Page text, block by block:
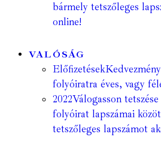
bármely tetszőleges
online!
VALÓSÁG
Előfizetések
folyóiratra éves, vagy
2022Válogasson
folyóirat lapszámai
tetszőleges lapszámot